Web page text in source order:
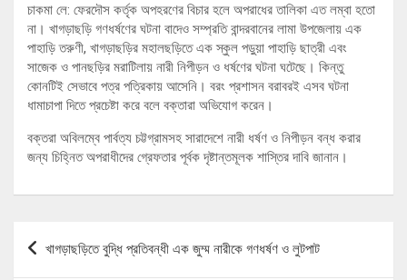
চাকমা লে: ফেরদৌস কর্তৃক অপহরণের বিচার হলে অপরাধের তালিকা এত লম্বা হতো
না। খাগড়াছড়ি গণধর্ষণের ঘটনা বাদেও সম্প্রতি বান্দরবানের লামা উপজেলায় এক
পাহাড়ি তরুণী, খাগড়াছড়ির মহালছড়িতে এক স্কুল পড়ুয়া পাহাড়ি ছাত্রী এবং
সাজেক ও পানছড়ির মরাটিলায় নারী নিপীড়ন ও ধর্ষণের ঘটনা ঘটেছে। কিন্তু
কোনটিই সেভাবে পত্র পত্রিকায় আসেনি। বরং প্রশাসন বরাবরই এসব ঘটনা
ধামাচাপা দিতে প্রচেষ্টা করে বলে বক্তারা অভিযোগ করেন।
বক্তরা অবিলম্বে পার্বত্য চট্টগ্রামসহ সারাদেশে নারী ধর্ষণ ও নিপীড়ন বন্ধ করার
জন্য চিহ্নিত অপরাধীদের গ্রেফতার পূর্বক দৃষ্টান্তমূলক শাস্তির দাবি জানান।
Post
navigation
খাগড়াছড়িতে বুদ্ধি প্রতিবন্ধী এক জুম্ম নারীকে গণধর্ষণ ও লুটপাট